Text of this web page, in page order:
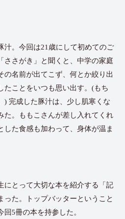
汁。今回は21歳にして初めてのご
ささがき」と聞くと、中学の家庭
の名前が出てこず、何とか絞り出
たことをいつも思い出す。(もち
) 完成した豚汁は、少し肌寒くな
た。ももこさんが差し入れてくれ
した食感も加わって、身体が温ま
にとって大切な本を紹介する「記
った。トップバッターということ
5冊の本を持参した。